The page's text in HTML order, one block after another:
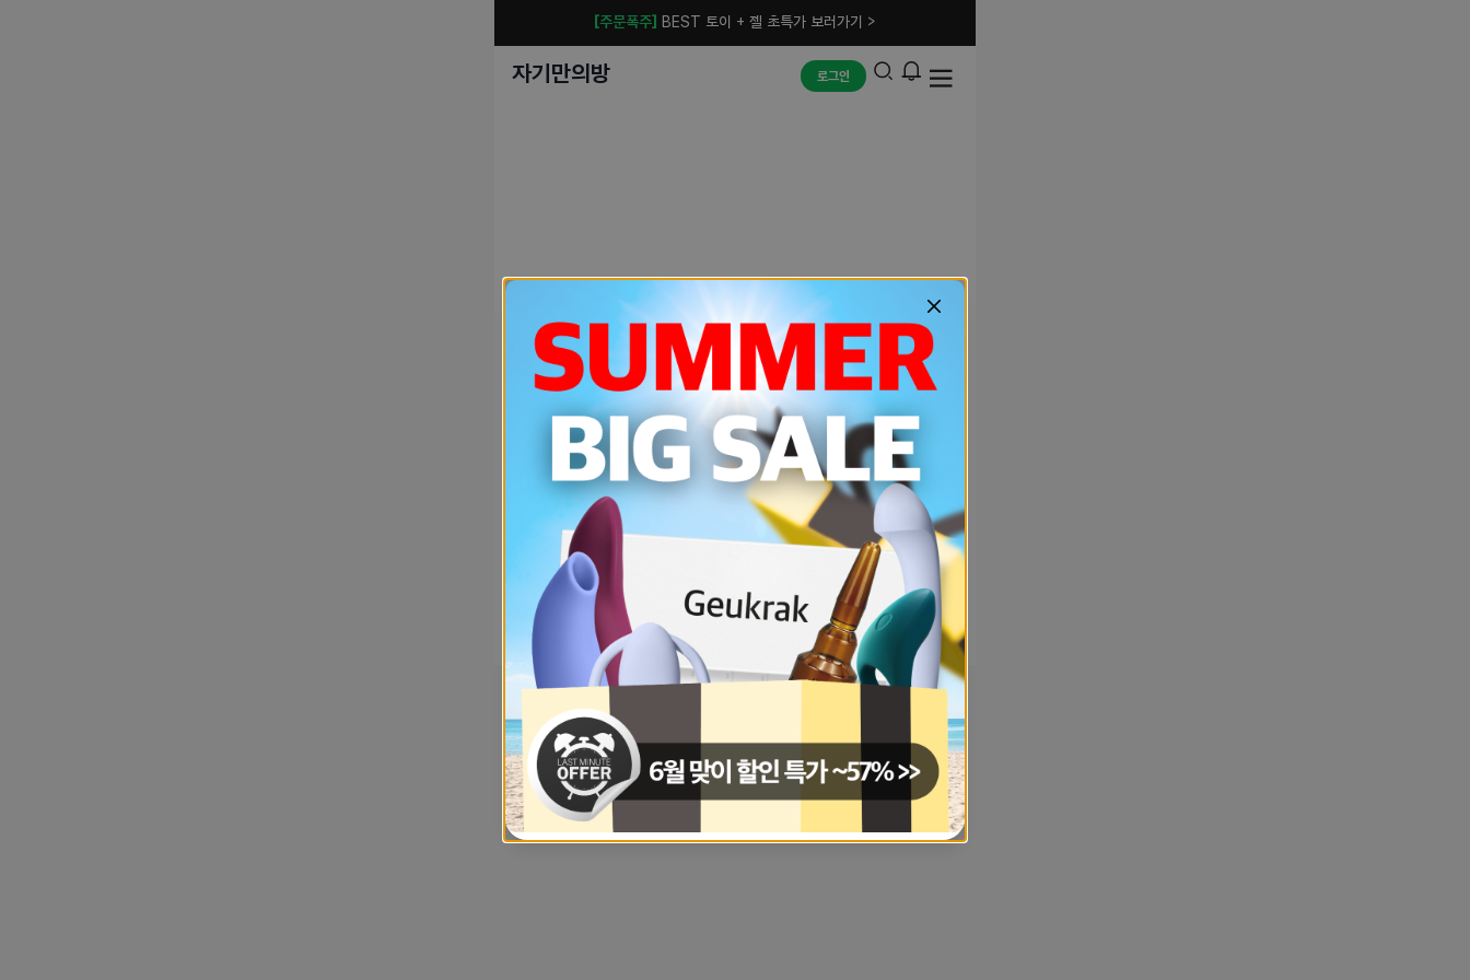
[주문폭주] BEST 토이 + 젤 초특가 보러가기 >
자기만의방 로그인
예상치 못한 에러입니다.